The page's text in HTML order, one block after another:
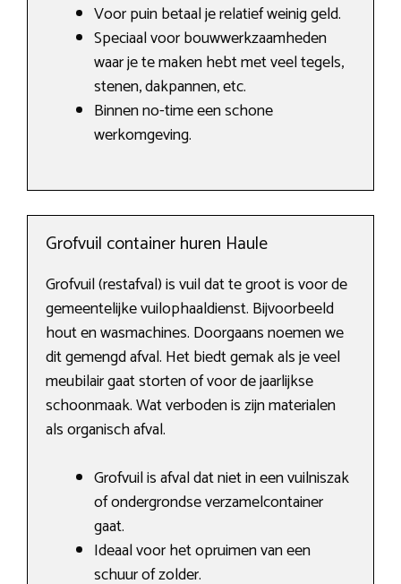
Voor puin betaal je relatief weinig geld.
Speciaal voor bouwwerkzaamheden
waar je te maken hebt met veel tegels,
stenen, dakpannen, etc.
Binnen no-time een schone
werkomgeving.
Grofvuil container huren Haule
Grofvuil (restafval) is vuil dat te groot is voor de
gemeentelijke vuilophaaldienst. Bijvoorbeeld
hout en wasmachines. Doorgaans noemen we
dit gemengd afval. Het biedt gemak als je veel
meubilair gaat storten of voor de jaarlijkse
schoonmaak. Wat verboden is zijn materialen
als organisch afval.
Grofvuil is afval dat niet in een vuilniszak
of ondergrondse verzamelcontainer
gaat.
Ideaal voor het opruimen van een
schuur of zolder.